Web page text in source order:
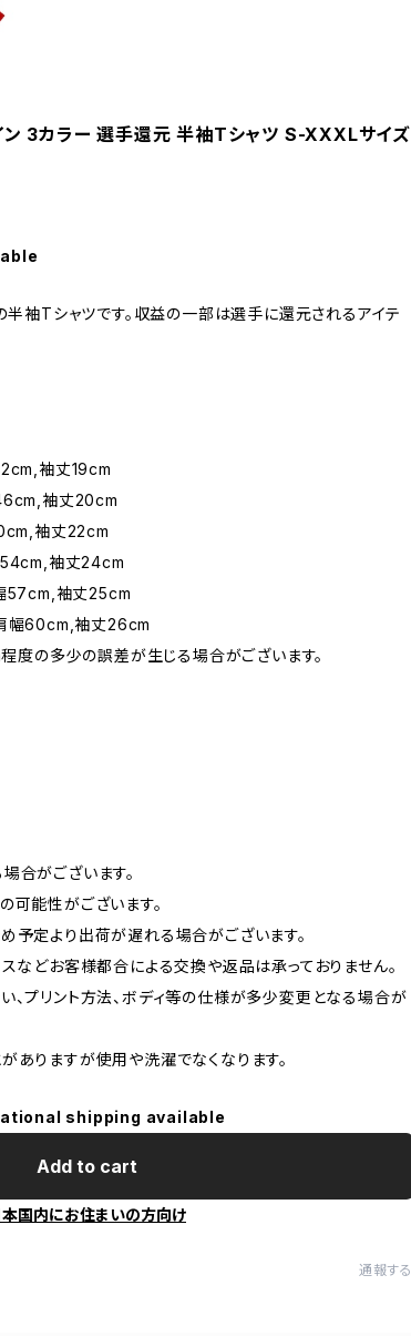
3カラー 選手還元 半袖Tシャツ S-XXXLサイズ
袖Tシャツです。収益の一部は選手に還元されるアイテ
袖丈19cm
袖丈20cm
袖丈22cm
袖丈24cm
57cm,袖丈25cm
60cm,袖丈26cm
度の多少の誤差が生じる場合がございます。
合がございます。
可能性がございます。
予定より出荷が遅れる場合がございます。
スなどお客様都合による交換や返品は承っておりません。
、プリント方法、ボディ等の仕様が多少変更となる場合が
ありますが使用や洗濯でなくなります。
shipping available
Add to cart
本国内にお住まいの方向け
通報する